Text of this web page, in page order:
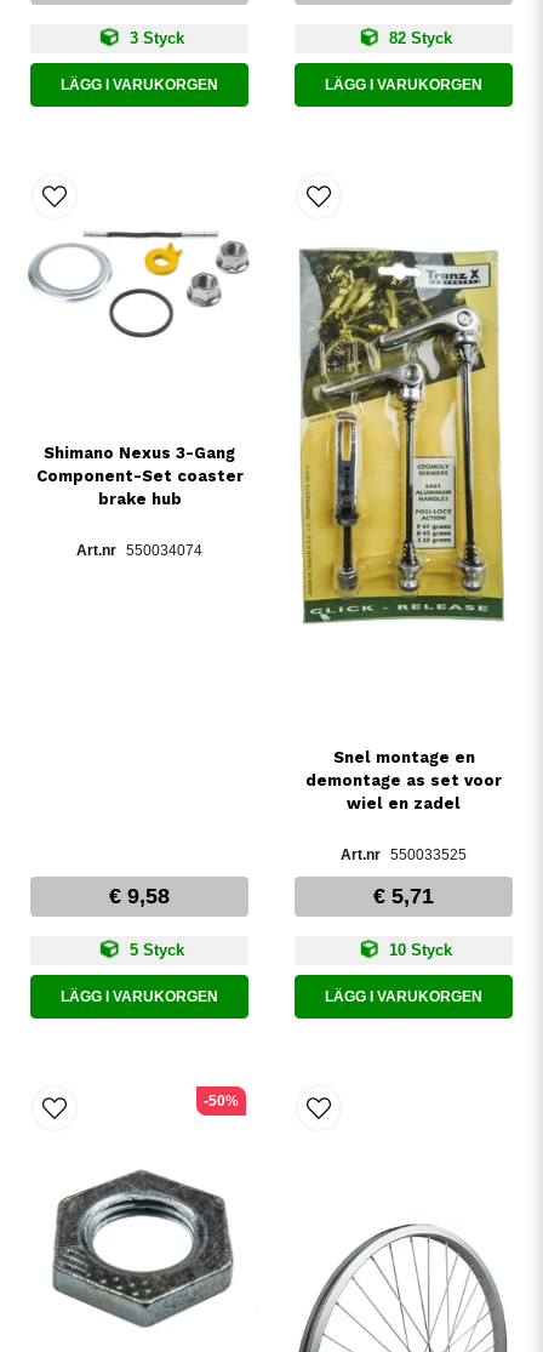
3 Styck
LÄGG I VARUKORGEN
82 Styck
LÄGG I VARUKORGEN
Shimano Nexus 3-Gang
Component-Set coaster
brake hub
550034074
€ 9,58
5 Styck
LÄGG I VARUKORGEN
Snel montage en
demontage as set voor
wiel en zadel
550033525
€ 5,71
10 Styck
LÄGG I VARUKORGEN
-50%